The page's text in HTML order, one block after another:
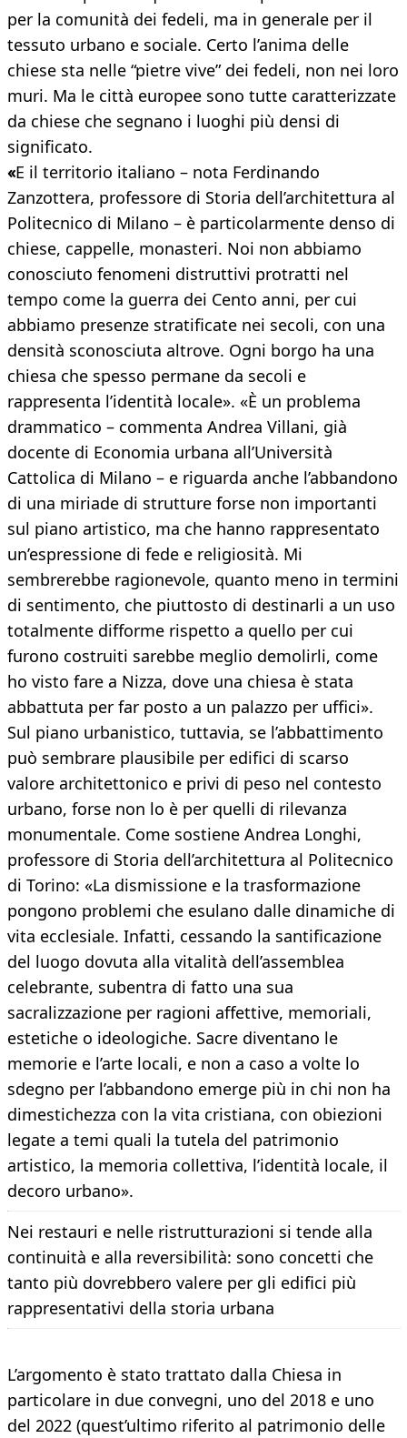
per la comunità dei fedeli, ma in generale per il
tessuto urbano e sociale. Certo l’anima delle
chiese sta nelle “pietre vive” dei fedeli, non nei loro
muri. Ma le città europee sono tutte caratterizzate
da chiese che segnano i luoghi più densi di
significato.
«E il territorio italiano – nota Ferdinando
Zanzottera, professore di Storia dell’architettura al
Politecnico di Milano – è particolarmente denso di
chiese, cappelle, monasteri. Noi non abbiamo
conosciuto fenomeni distruttivi protratti nel
tempo come la guerra dei Cento anni, per cui
abbiamo presenze stratificate nei secoli, con una
densità sconosciuta altrove. Ogni borgo ha una
chiesa che spesso permane da secoli e
rappresenta l’identità locale». «È un problema
drammatico – commenta Andrea Villani, già
docente di Economia urbana all’Università
Cattolica di Milano – e riguarda anche l’abbandono
di una miriade di strutture forse non importanti
sul piano artistico, ma che hanno rappresentato
un’espressione di fede e religiosità. Mi
sembrerebbe ragionevole, quanto meno in termini
di sentimento, che piuttosto di destinarli a un uso
totalmente difforme rispetto a quello per cui
furono costruiti sarebbe meglio demolirli, come
ho visto fare a Nizza, dove una chiesa è stata
abbattuta per far posto a un palazzo per uffici».
Sul piano urbanistico, tuttavia, se l’abbattimento
può sembrare plausibile per edifici di scarso
valore architettonico e privi di peso nel contesto
urbano, forse non lo è per quelli di rilevanza
monumentale. Come sostiene Andrea Longhi,
professore di Storia dell’architettura al Politecnico
di Torino: «La dismissione e la trasformazione
pongono problemi che esulano dalle dinamiche di
vita ecclesiale. Infatti, cessando la santificazione
del luogo dovuta alla vitalità dell’assemblea
celebrante, subentra di fatto una sua
sacralizzazione per ragioni affettive, memoriali,
estetiche o ideologiche. Sacre diventano le
memorie e l’arte locali, e non a caso a volte lo
sdegno per l’abbandono emerge più in chi non ha
dimestichezza con la vita cristiana, con obiezioni
legate a temi quali la tutela del patrimonio
artistico, la memoria collettiva, l’identità locale, il
decoro urbano».
Nei restauri e nelle ristrutturazioni si tende alla
continuità e alla reversibilità: sono concetti che
tanto più dovrebbero valere per gli edifici più
rappresentativi della storia urbana
L’argomento è stato trattato dalla Chiesa in
particolare in due convegni, uno del 2018 e uno
del 2022 (quest’ultimo riferito al patrimonio delle